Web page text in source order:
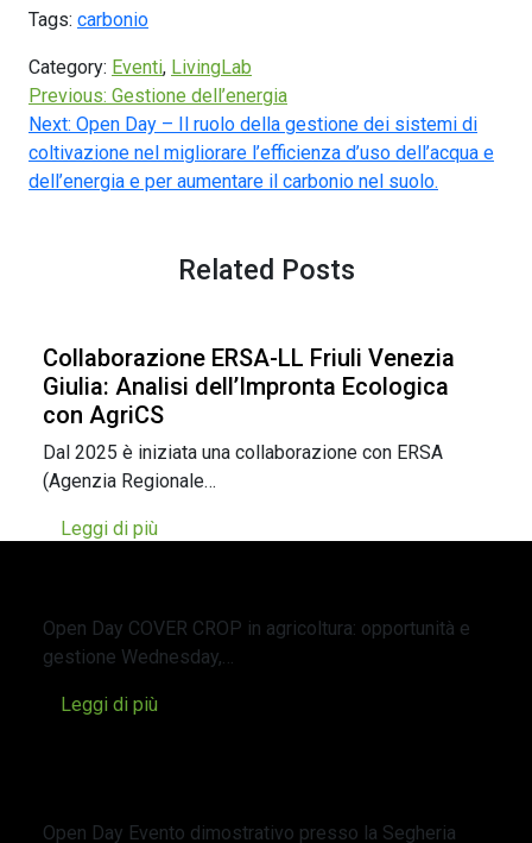
Tags: carbonio
Category: Eventi, LivingLab
Previous: Gestione dell’energia
Next: Open Day – Il ruolo della gestione dei sistemi di
coltivazione nel migliorare l’efficienza d’uso dell’acqua e
dell’energia e per aumentare il carbonio nel suolo.
Related Posts
Collaborazione ERSA-LL Friuli Venezia
Giulia: Analisi dell’Impronta Ecologica
con AgriCS
Dal 2025 è iniziata una collaborazione con ERSA
(Agenzia Regionale…
Leggi di più
Open Day COVER CROP in agricoltura: opportunità e
gestione Wednesday,…
Leggi di più
Open Day Evento dimostrativo presso la Segheria